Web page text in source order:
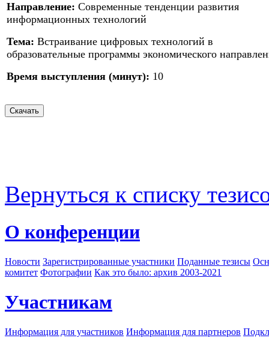
Направление: Современные тенденции развития
информационных технологий
Тема: Встраивание цифровых технологий в
образовательные программы экономического
Время выступления (минут): 10
Вернуться к списку
О конференции
Новости Зарегистрированные участники Поданные тезисы
комитет Фотографии Как это было: архив 2003-2021
Участникам
Информация для участников Информация для партнеров